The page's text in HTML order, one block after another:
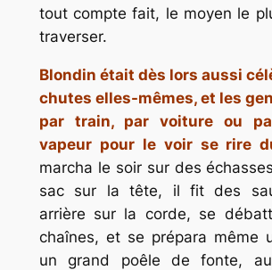
tout compte fait, le moyen le
traverser.
Blondin était dès lors aussi
chutes elles-mêmes, et les
par train, par voiture ou
vapeur pour le voir se rire
marcha le soir sur des
sac sur la tête, il fit des
arrière sur la corde, se
chaînes, et se prépara même
un grand poêle de fonte,